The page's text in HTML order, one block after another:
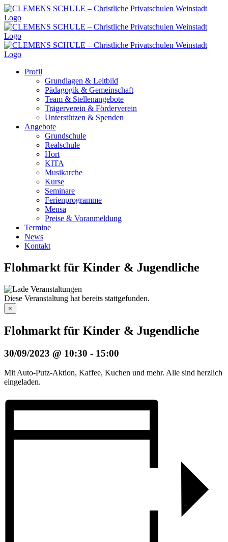
Zum
Inhalt
springen
Profil
Grundlagen & Leitbild
Pädagogik & Gemeinschaft
Team & Stellenangebote
Trägerverein & Förderverein
Unterstützen & Spenden
Angebote
Grundschule
Realschule
Hort
KITA
Musikarche
Kurse
Seminare
Ferienprogramme
Mensa
Preise & Voranmeldung
Termine
News
Kontakt
Flohmarkt für Kinder & Jugendliche
Diese Veranstaltung hat bereits stattgefunden.
×
Flohmarkt für Kinder & Jugendliche
30/09/2023 @ 10:30 - 15:00
Mit Auto-Putz-Aktion, Kaffee, Kuchen und mehr. Alle sind herzlich
eingeladen.